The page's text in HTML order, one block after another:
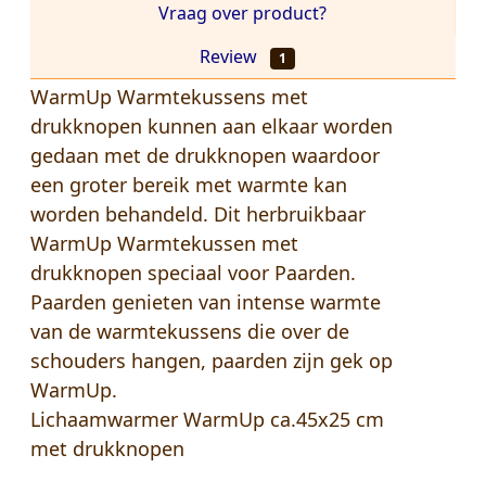
WarmUp Warmtekussens met
drukknopen kunnen aan elkaar worden
gedaan met de drukknopen waardoor
een groter bereik met warmte kan
worden behandeld. Dit herbruikbaar
WarmUp Warmtekussen met
drukknopen speciaal voor Paarden.
Paarden genieten van intense warmte
van de warmtekussens die over de
schouders hangen, paarden zijn gek op
WarmUp.
Lichaamwarmer WarmUp ca.45x25 cm
met drukknopen
Vraag over product?
Review
1